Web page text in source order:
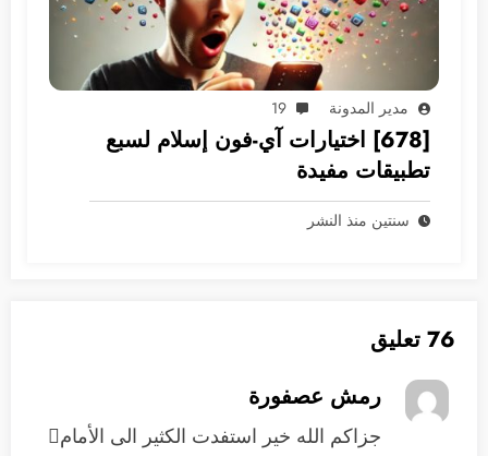
مدير المدونة 19
[678] اختيارات آي-فون إسلام لسبع
تطبيقات مفيدة
سنتين منذ النشر
76 تعليق
رمش عصفورة
جزاكم الله خير استفدت الكثير الى الأمام